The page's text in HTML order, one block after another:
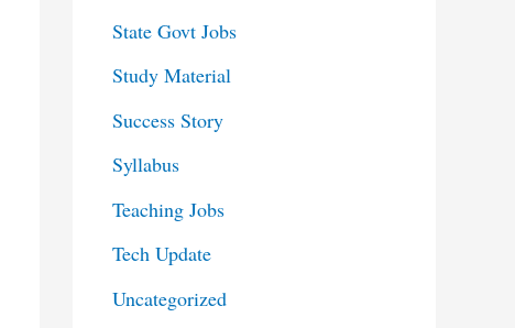
State Govt Jobs
Study Material
Success Story
Syllabus
Teaching Jobs
Tech Update
Uncategorized